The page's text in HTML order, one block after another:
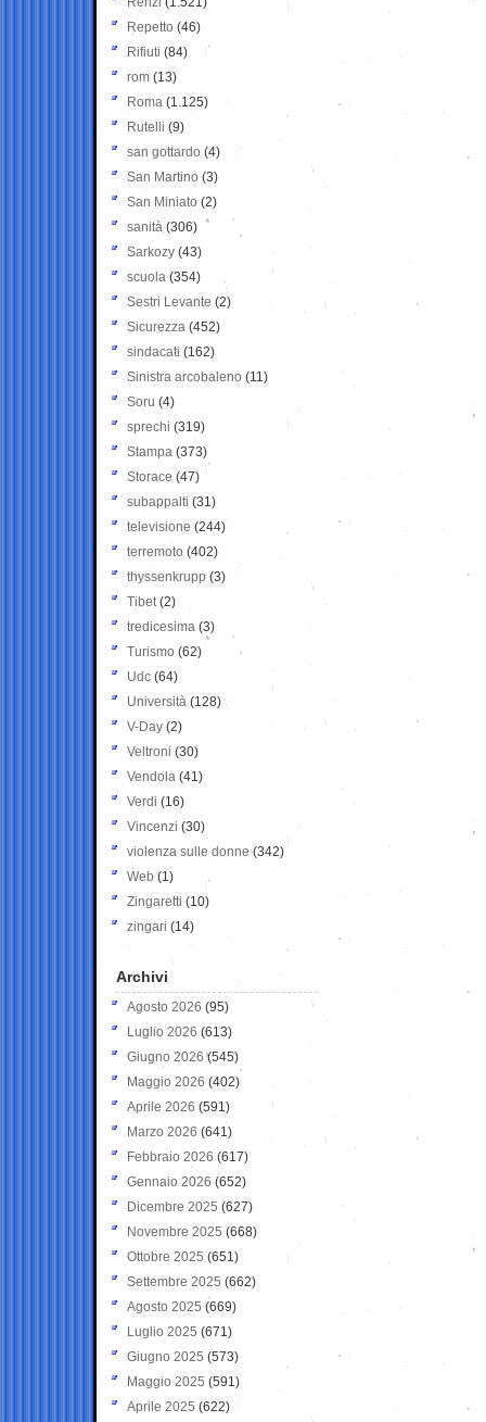
Repetto (46)
Rifiuti (84)
rom (13)
Roma (1.125)
Rutelli (9)
san gottardo (4)
San Martino (3)
San Miniato (2)
sanità (306)
Sarkozy (43)
scuola (354)
Sestri Levante (2)
Sicurezza (452)
sindacati (162)
Sinistra arcobaleno (11)
Soru (4)
sprechi (319)
Stampa (373)
Storace (47)
subappalti (31)
televisione(244)
terremoto (402)
thyssenkrupp (3)
Tibet(2)
tredicesima (3)
Turismo (62)
Udc (64)
Università (128)
V-Day (2)
Veltroni (30)
Vendola (41)
Verdi (16)
Vincenzi (30)
violenza sulle donne (342)
Web (1)
Zingaretti (10)
zingari (14)
Archivi
Agosto 2026 (95)
Luglio 2026 (613)
Giugno 2026 (545)
Maggio 2026 (402)
Aprile 2026 (591)
Marzo 2026 (641)
Febbraio 2026 (617)
Gennaio 2026 (652)
Dicembre 2025 (627)
Novembre 2025 (668)
Ottobre 2025 (651)
Settembre 2025 (662)
Agosto 2025 (669)
Luglio 2025 (671)
Giugno 2025 (573)
Maggio 2025 (591)
Aprile 2025 (622)